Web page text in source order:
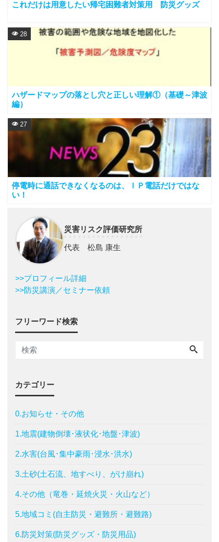
これだけは用意したい帰宅困難者対策用 防災グッズ
ハザードマップの落とし穴と正しい理解①（基礎～津波
編）
28
停電時に通話できなくなるのは、ＩＰ電話だけではな
い！
27
災害リスク評価研究所
代表 松島 康生
>>プロフィール詳細
>>防災講演／セミナー依頼
フリーワード検索
カテゴリー
0.お知らせ・その他
1.地震(建物倒壊･液状化･地盤･津波)
2.水害(台風･集中豪雨･浸水･洪水)
3.土砂(土石流、地すべり、がけ崩れ)
4.その他（竜巻・延焼火災・火山など）
5.地域コミ(自主防災・避難所・避難路)
6.防災対策(防災グッズ・防災用品)